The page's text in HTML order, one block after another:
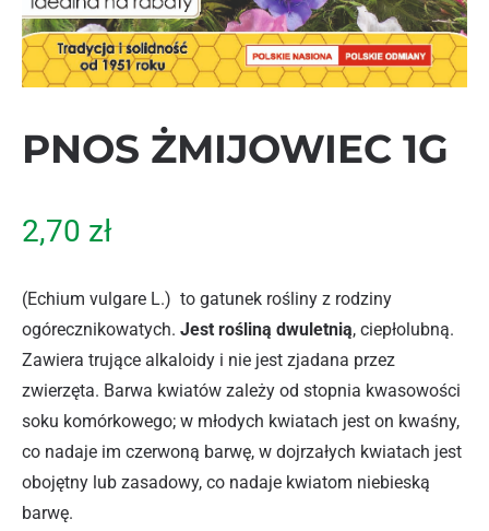
PNOS ŻMIJOWIEC 1G
2,70 zł
(Echium vulgare L.) to gatunek rośliny z rodziny
ogórecznikowatych. Jest rośliną dwuletnią, ciepłolubną.
Zawiera trujące alkaloidy i nie jest zjadana przez
zwierzęta. Barwa kwiatów zależy od stopnia kwasowości
soku komórkowego; w młodych kwiatach jest on kwaśny,
co nadaje im czerwoną barwę, w dojrzałych kwiatach jest
obojętny lub zasadowy, co nadaje kwiatom niebieską
barwę.